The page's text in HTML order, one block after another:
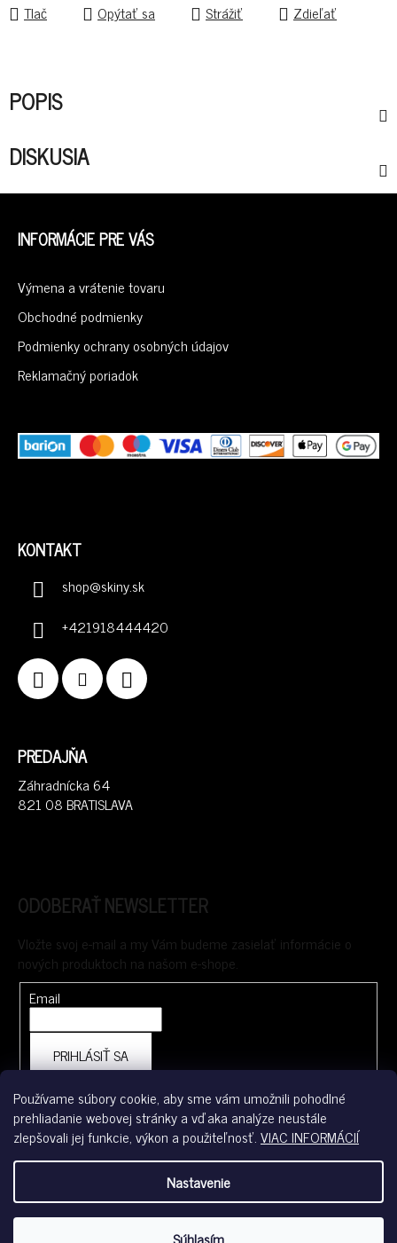
Používame súbory cookie, aby sme vám umožnili pohodlné
prehliadanie webovej stránky a vďaka analýze neustále
zlepšovali jej funkcie, výkon a použiteľnosť.VIAC INFORMÁCIÍ
Nastavenie
Tlač Opýtať sa Strážiť Zdieľať
POPIS
DISKUSIA
Z
INFORMÁCIE PRE VÁS
Výmena a vrátenie tovaru
Obchodné podmienky
Podmienky ochrany osobných údajov
Reklamačný poriadok
KONTAKT
shop@skiny.sk
+421918444420
PREDAJŇA
Záhradnícka 64
821 08 BRATISLAVA
ODOBERAŤ NEWSLETTER
Vložte svoj e-mail a my Vám budeme zasielať informácie o
nových produktoch na našom e-shope.
Email
PRIHLÁSIŤ SA
FACEBOOK